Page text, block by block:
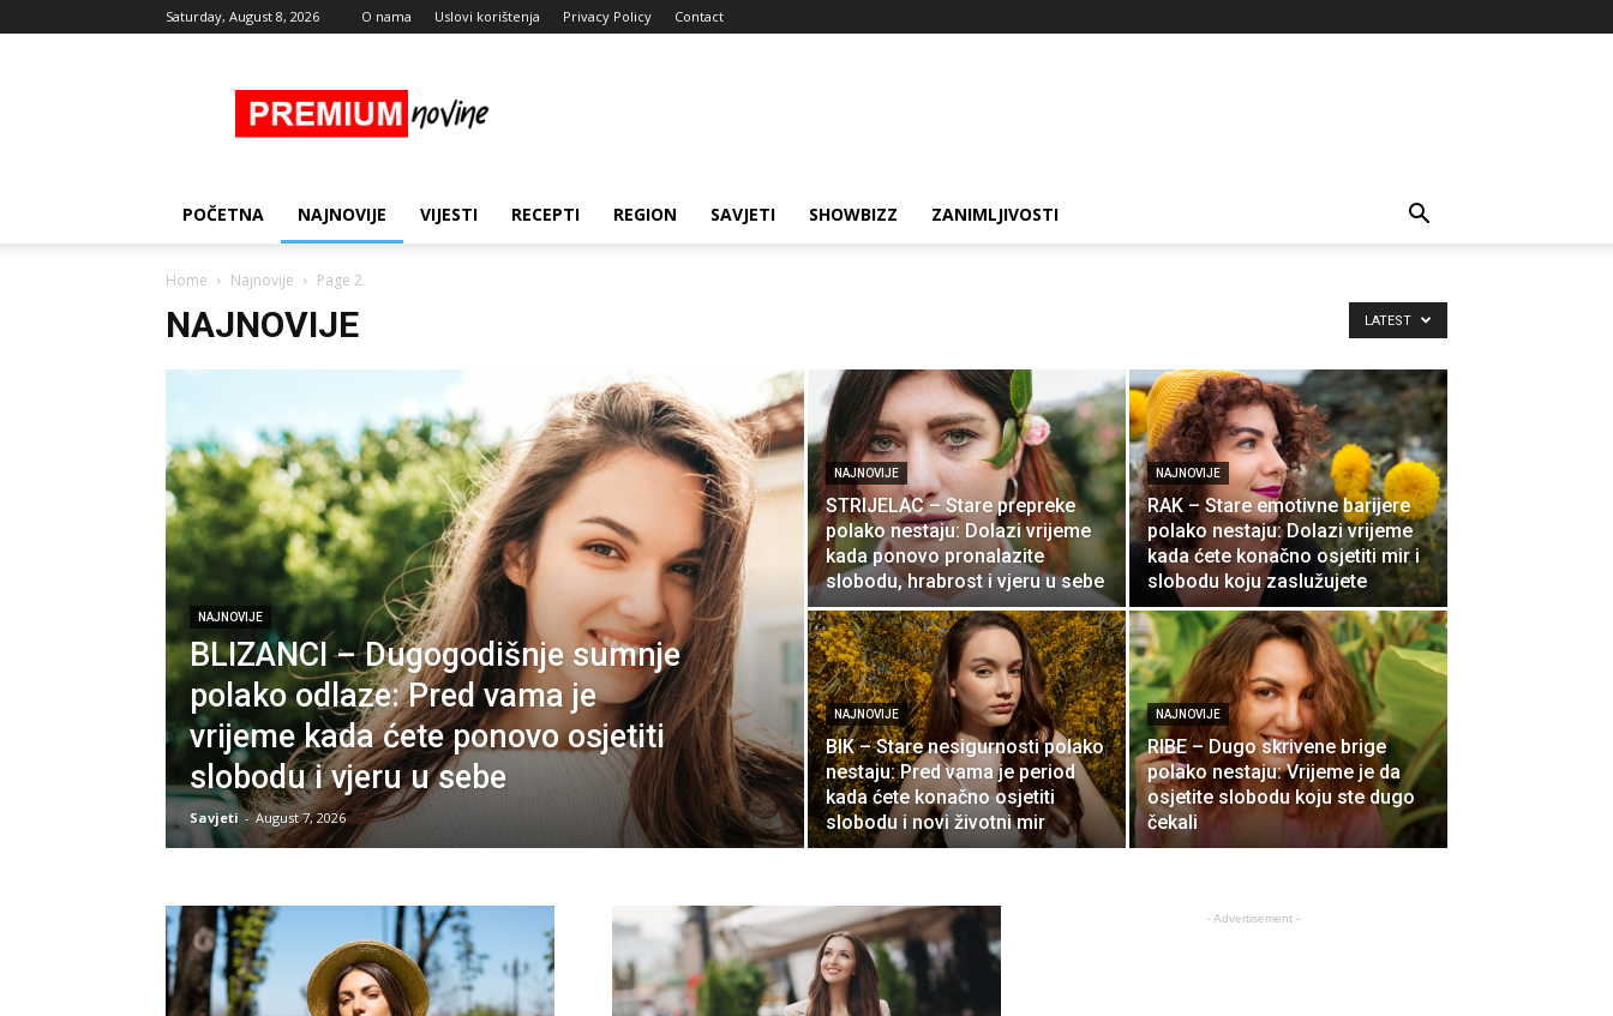
Saturday, August 8, 2026 O nama Uslovi korištenja Privacy Policy Contact
Novine
POČETNA NAJNOVIJE VIJESTI RECEPTI REGION SAVJETI SHOWBIZZ ZANIMLJIVOSTI
Home Najnovije Page 2
NAJNOVIJE LATEST
NAJNOVIJE
BLIZANCI – Dugogodišnje sumnje
polako odlaze: Pred vama je
vrijeme kada ćete ponovo osjetiti
slobodu i vjeru u sebe
Savjeti - August 7, 2026
NAJNOVIJE
STRIJELAC – Stare prepreke
polako nestaju: Dolazi vrijeme
kada ponovo pronalazite
slobodu, hrabrost i vjeru u sebe
NAJNOVIJE
RAK – Stare emotivne barijere
polako nestaju: Dolazi vrijeme
kada ćete konačno osjetiti mir i
slobodu koju zaslužujete
NAJNOVIJE
BIK – Stare nesigurnosti polako
nestaju: Pred vama je period
kada ćete konačno osjetiti
slobodu i novi životni mir
NAJNOVIJE
RIBE – Dugo skrivene brige
polako nestaju: Vrijeme je da
osjetite slobodu koju ste dugo
čekali
- Advertisement -